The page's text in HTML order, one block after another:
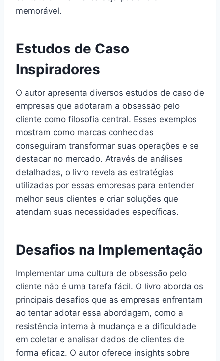
memorável.
Estudos de Caso
Inspiradores
O autor apresenta diversos estudos de caso de
empresas que adotaram a obsessão pelo
cliente como filosofia central. Esses exemplos
mostram como marcas conhecidas
conseguiram transformar suas operações e se
destacar no mercado. Através de análises
detalhadas, o livro revela as estratégias
utilizadas por essas empresas para entender
melhor seus clientes e criar soluções que
atendam suas necessidades específicas.
Desafios na Implementação
Implementar uma cultura de obsessão pelo
cliente não é uma tarefa fácil. O livro aborda os
principais desafios que as empresas enfrentam
ao tentar adotar essa abordagem, como a
resistência interna à mudança e a dificuldade
em coletar e analisar dados de clientes de
forma eficaz. O autor oferece insights sobre